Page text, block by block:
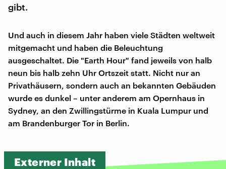
gibt.
Und auch in diesem Jahr haben viele Städten weltweit
mitgemacht und haben die Beleuchtung
ausgeschaltet. Die "Earth Hour" fand jeweils von halb
neun bis halb zehn Uhr Ortszeit statt. Nicht nur an
Privathäusern, sondern auch an bekannten Gebäuden
wurde es dunkel – unter anderem am Opernhaus in
Sydney, an den Zwillingstürme in Kuala Lumpur und
am Brandenburger Tor in Berlin.
Externer Inhalt